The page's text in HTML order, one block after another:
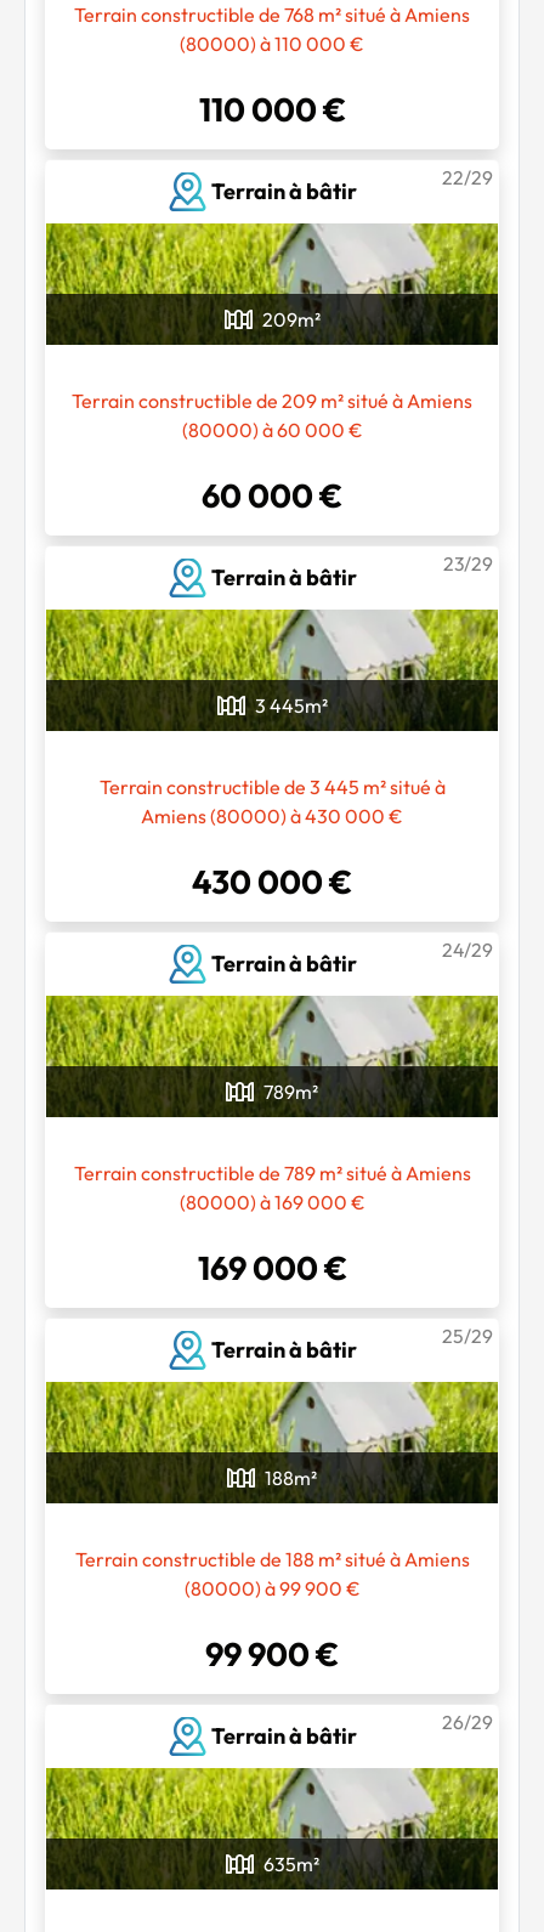
Terrain constructible de 768 m² situé à Amiens
(80000) à 110 000 €
110 000 €
Terrain à bâtir
22/29
209m²
Terrain constructible de 209 m² situé à Amiens
(80000) à 60 000 €
60 000 €
Terrain à bâtir
23/29
3 445m²
Terrain constructible de 3 445 m² situé à
Amiens (80000) à 430 000 €
430 000 €
Terrain à bâtir
24/29
789m²
Terrain constructible de 789 m² situé à Amiens
(80000) à 169 000 €
169 000 €
Terrain à bâtir
25/29
188m²
Terrain constructible de 188 m² situé à Amiens
(80000) à 99 900 €
99 900 €
Terrain à bâtir
26/29
635m²